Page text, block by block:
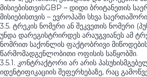
მისიებისთვისGBP – დიდი ბრიტანეთის
მისიებისთვის – ევროპაში სხვა
3.5. ტრეკის ნომერი ან შეკვეთის ნომერი
უნდა დარეგისტრირდეს არაუგვიანეს ამ
ნომრით საქონლის ფაქტობრივი
წარმომადგენლობითი ოფისის საწყობში.
3.5.1. კონტრაქტორი არ არის
იდენტიფიკაციის შეფერხებაზე, რაც